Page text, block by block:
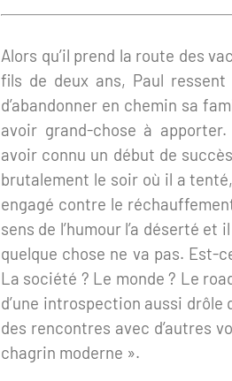
Alors qu’il prend la route des
fils de deux ans, Paul ressent
d’abandonner en chemin sa
avoir grand-chose à
avoir connu un début de
brutalement le soir où il a
engagé contre le
sens de l’humour l’a déserté
quelque chose ne va pas. Est-
La société ? Le monde ? Le
d’une introspection aussi
des rencontres avec d’autres
chagrin moderne ».